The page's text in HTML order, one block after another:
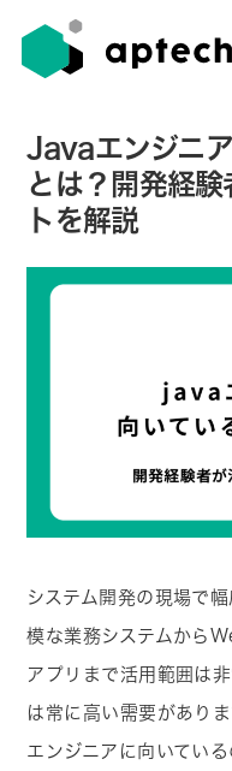
Javaエンジニ
とは？開発経
トを解説
システム開発の現場で
模な業務システムから
アプリまで活用範囲は
は常に高い需要があり
エンジニアに向いてい